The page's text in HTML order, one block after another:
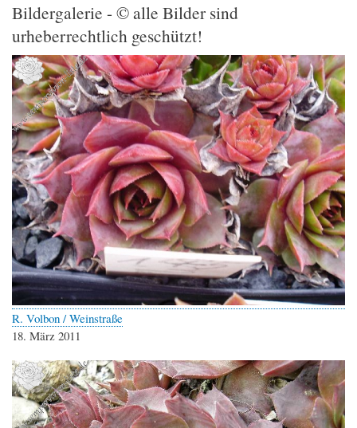
Bildergalerie - © alle Bilder sind
urheberrechtlich geschützt!
R. Volbon / Weinstraße
18. März 2011